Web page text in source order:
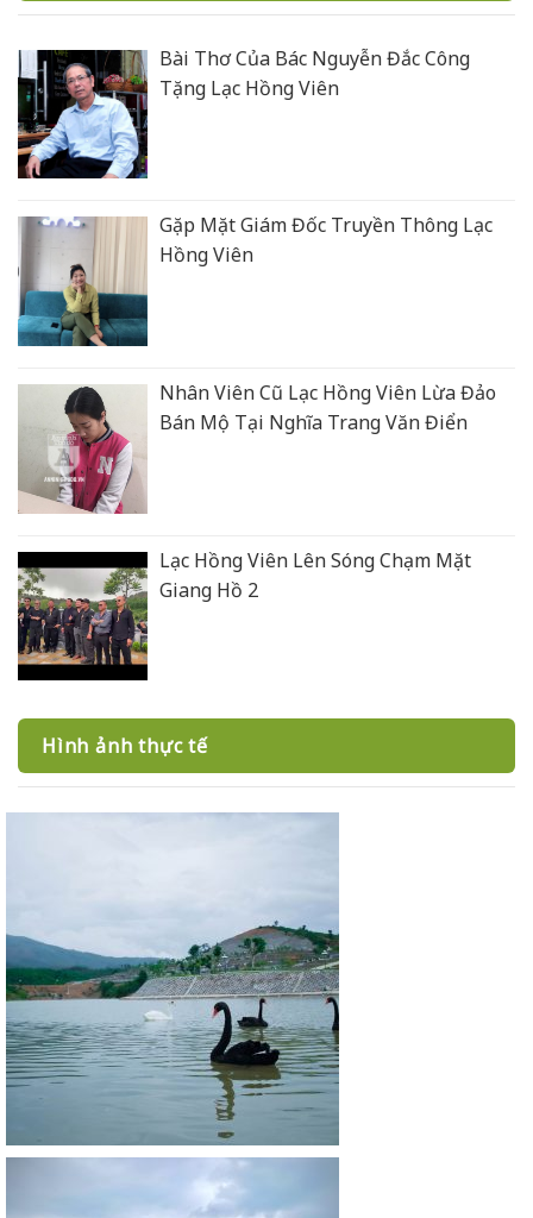
Bài Thơ Của Bác Nguyễn Đắc Công
Tặng Lạc Hồng Viên
Gặp Mặt Giám Đốc Truyền Thông Lạc
Hồng Viên
Nhân Viên Cũ Lạc Hồng Viên Lừa Đảo
Bán Mộ Tại Nghĩa Trang Văn Điển
Lạc Hồng Viên Lên Sóng Chạm Mặt
Giang Hồ 2
Hình ảnh thực tế